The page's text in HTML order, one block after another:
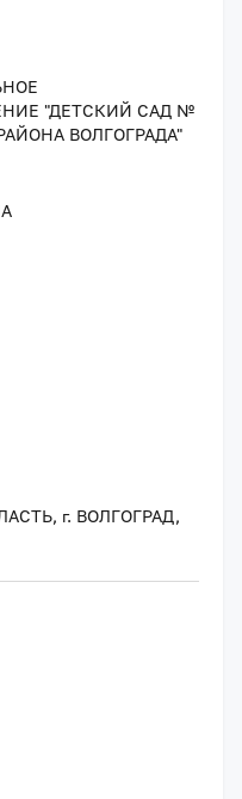
"ДЕТСКИЙ САД №
ВОЛГОГРАДА"
г. ВОЛГОГРАД,